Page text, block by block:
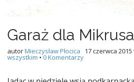
Garaż dla Mikrusa
autorMieczysław Płocica 17 czerwca 2015
wszystkim •0 Komentarzy